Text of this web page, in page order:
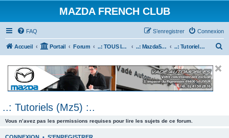
MAZDA FRENCH CLUB
FAQ Connexion
S’enregistrer
Accueil Portail Forum ..: TOUS les Véhicules MAZDA :.. ..: Mazda5 :.. ..: Tutoriels (Mz5) :..
..: Tutoriels (Mz5) :..
Vous n’avez pas les permissions requises pour lire les sujets de ce forum.